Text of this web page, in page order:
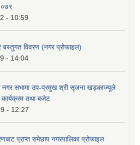
- 10:59
बस्तुगत विवरण (नगर प्रोफाइल)
- 14:04
सभामा उप-प्रमुख श्री सृजना खड्काज्यूले
कार्यक्रम तथा बजेट
- 12:27
प्राप्त रामेछाप नगरपालिका प्रोफाइल